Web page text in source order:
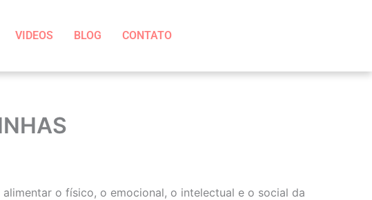
VIDEOS BLOG CONTATO
o físico, o emocional, o intelectual e o social da